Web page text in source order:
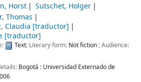
Horst
Sutschet, Holger
Thomas
Claudia [traductor]
[traductor]
Text; Literary form: Not fiction; Audience:
Bogotá : Universidad Externado de